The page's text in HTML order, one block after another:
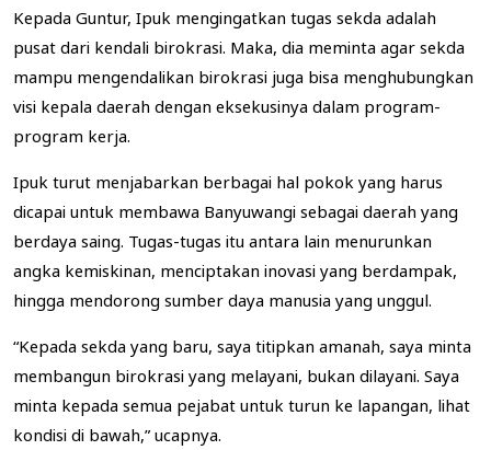
Kepada Guntur, Ipuk mengingatkan tugas sekda adalah
pusat dari kendali birokrasi. Maka, dia meminta agar sekda
mampu mengendalikan birokrasi juga bisa menghubungkan
visi kepala daerah dengan eksekusinya dalam program-
program kerja.
Ipuk turut menjabarkan berbagai hal pokok yang harus
dicapai untuk membawa Banyuwangi sebagai daerah yang
berdaya saing. Tugas-tugas itu antara lain menurunkan
angka kemiskinan, menciptakan inovasi yang berdampak,
hingga mendorong sumber daya manusia yang unggul.
“Kepada sekda yang baru, saya titipkan amanah, saya minta
membangun birokrasi yang melayani, bukan dilayani. Saya
minta kepada semua pejabat untuk turun ke lapangan, lihat
kondisi di bawah,” ucapnya.